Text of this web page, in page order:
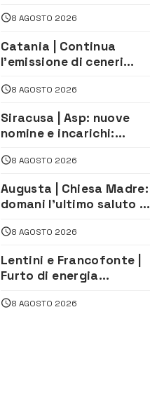
caraibica con Andrea
8 AGOSTO 2026
Catania | Continua
l’emissione di ceneri
attività all’aeroporto di
Fontanarossa
8 AGOSTO 2026
Siracusa | Asp: nuove
nomine e incarichi:
di Sanità pubblica,
Matteliano al Servizio
Legale
8 AGOSTO 2026
Augusta | Chiesa Madre:
domani l’ultimo saluto ad
morto in un incidente
8 AGOSTO 2026
Lentini e Francofonte |
Furto di energia
persone
8 AGOSTO 2026